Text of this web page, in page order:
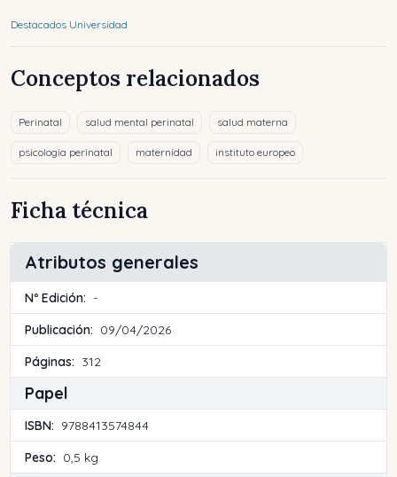
Destacados Universidad
Conceptos relacionados
Perinatal salud mental perinatal salud materna
psicologia perinatal maternidad instituto europeo
Ficha técnica
Atributos generales
Nº Edición: -
Publicación: 09/04/2026
Páginas: 312
Papel
ISBN: 9788413574844
Peso: 0,5 kg